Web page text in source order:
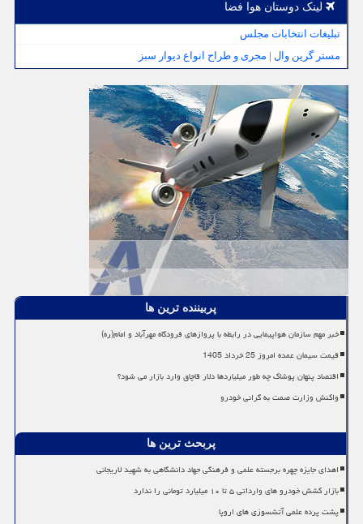
لینک دوستان هوا فضا
تبلیغات انتخابات مجلس
مستر گرین وال | مجری و طراح انواع دیوار سبز
پربیننده ترین ها
خبر مهم سازمان هواپیمایی در رابطه با پروازهای فرودگاه مهرآباد و امام(ره)
قیمت سیمان عمده امروز 25 خرداد 1405
اقتصاد پنهان پوشاک چه طور میلیاردها دلار قاچاق وارد بازار می شود؟
واکنش وزارت صمت به گرانی خودرو
پربحث ترین ها
اهدای جایزه چهره برجسته علمی و فرهنگی جهاد دانشگاهی به شهید لاریجانی
بازار کشش خودرو های وارداتی ۵ تا ۱۰ میلیارد تومانی را ندارد
پشت پرده علمی آتشسوزی های اروپا